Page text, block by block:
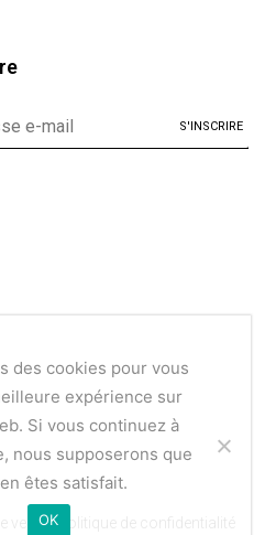
vente | Politique de confidentialité
des cookies pour vous
expérience sur
Si vous continuez à
nous supposerons que
êtes satisfait.
OK